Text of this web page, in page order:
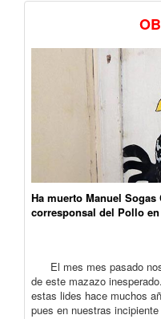
Ha muerto Manuel
corresponsal del Pollo
El mes mes pasado nos
de este mazazo
estas lides hace muchos
pues en nuestras